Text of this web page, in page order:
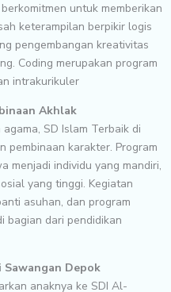
untuk memberikan
keterampilan berpikir logis
pengembangan kreativitas
Coding merupakan program
intrakurikuler
Akhlak
SD Islam Terbaik di
pembinaan karakter. Program
menjadi individu yang mandiri,
yang tinggi. Kegiatan
asuhan, dan program
bagian dari pendidikan
Depok
anaknya ke SDI Al-